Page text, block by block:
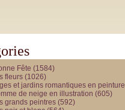
Fête (1584)
fleurs (1026)
et jardins romantiques en peinture
de neige en illustration (605)
grands peintres (592)